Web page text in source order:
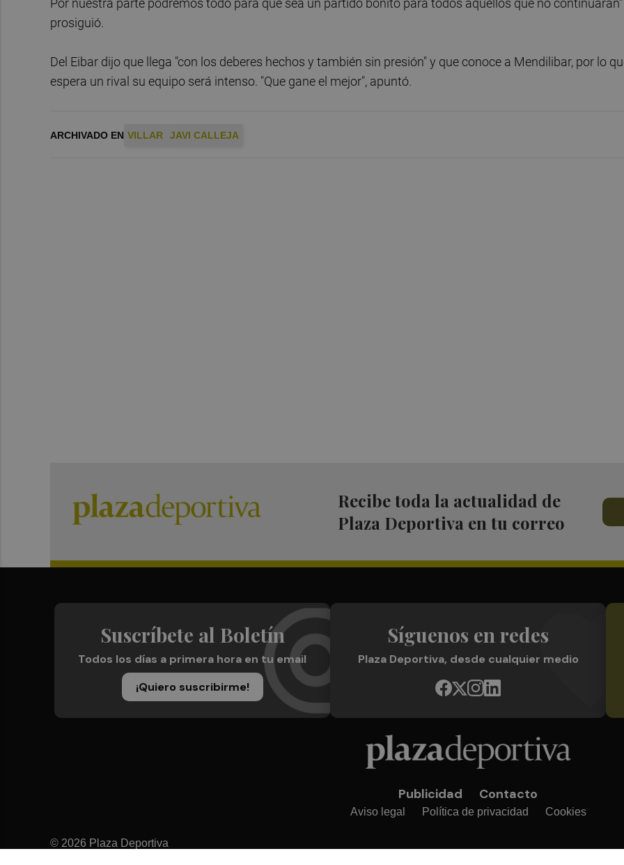
Por nuestra parte podremos todo para que sea un partido bonito para todos aquellos que no continuarán"
prosiguió.
Del Eibar dijo que llega "con los deberes hechos y también sin presión" y que conoce a Mendilibar, por lo
espera un rival su equipo será intenso. "Que gane el mejor", apuntó.
ARCHIVADO EN VILLAR JAVI CALLEJA
Recibe toda la actualidad de
Plaza Deportiva en tu correo
Suscríbete al Boletín
Todos los días a primera hora en tu email
¡Quiero suscribirme!
Síguenos en redes
Plaza Deportiva, desde cualquier medio
Publicidad Contacto
Aviso legal Política de privacidad Cookies
© 2026 Plaza Deportiva